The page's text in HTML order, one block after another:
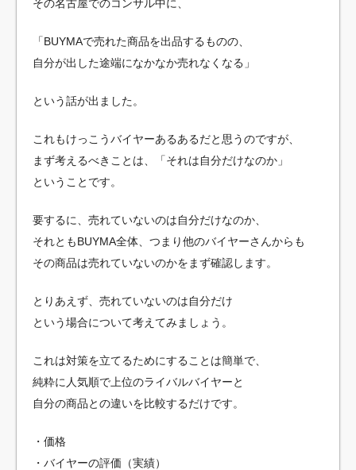
その名古屋でのコンサル中に、
「BUYMAで売れた商品を出品するものの、
自分が出した途端になかなか売れなくなる」
という話が出ました。
これもけっこうバイヤーあるあるだと思うのですが、
まず考えるべきことは、「それは自分だけなのか」
ということです。
要するに、売れていないのは自分だけなのか、
それともBUYMA全体、つまり他のバイヤーさんからも
その商品は売れていないのかをまず確認します。
とりあえず、売れていないのは自分だけ
という場合について考えてみましょう。
これは対策を立てるためにすることは簡単で、
純粋に人気順で上位のライバルバイヤーと
自分の商品との違いを比較するだけです。
・価格
・バイヤーの評価（実績）